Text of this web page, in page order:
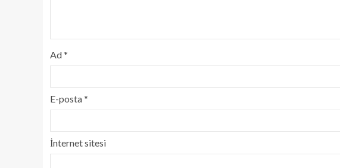
Ad*
E-posta*
İnternet sitesi